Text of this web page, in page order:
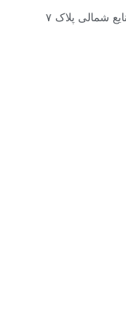
شمالی پلاک ۷